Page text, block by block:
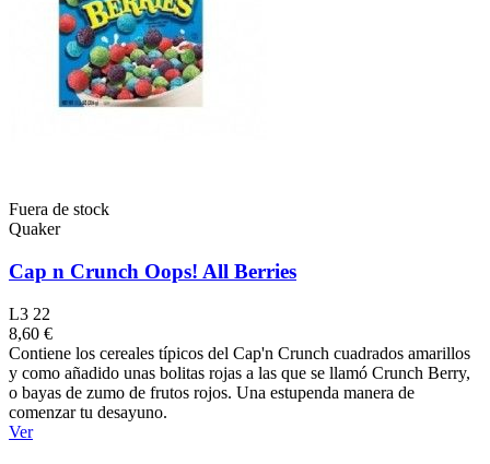
Fuera de stock
Quaker
Cap n Crunch Oops! All Berries
L3 22
8,60 €
Contiene los cereales típicos del Cap'n Crunch cuadrados amarillos
y como añadido unas bolitas rojas a las que se llamó Crunch Berry,
o bayas de zumo de frutos rojos. Una estupenda manera de
comenzar tu desayuno.
Ver